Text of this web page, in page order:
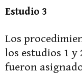
Estudio 3
Los
los estudios 1
fueron